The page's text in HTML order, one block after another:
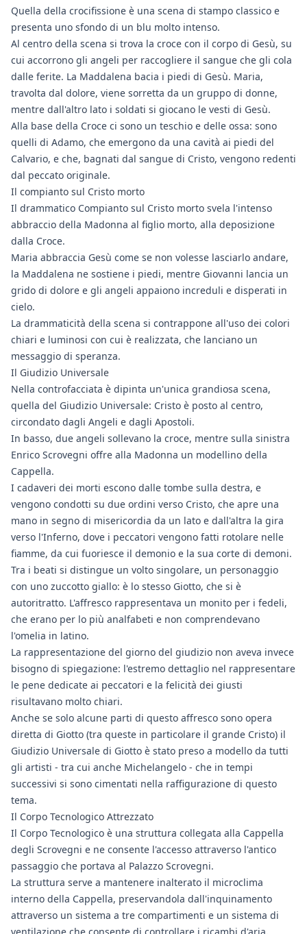
Quella della crocifissione è una scena di stampo classico e
presenta uno sfondo di un blu molto intenso.
Al centro della scena si trova la croce con il corpo di Gesù, su
cui accorrono gli angeli per raccogliere il sangue che gli cola
dalle ferite. La Maddalena bacia i piedi di Gesù. Maria,
travolta dal dolore, viene sorretta da un gruppo di donne,
mentre dall'altro lato i soldati si giocano le vesti di Gesù.
Alla base della Croce ci sono un teschio e delle ossa: sono
quelli di Adamo, che emergono da una cavità ai piedi del
Calvario, e che, bagnati dal sangue di Cristo, vengono redenti
dal peccato originale.
Il compianto sul Cristo morto
Il drammatico Compianto sul Cristo morto svela l'intenso
abbraccio della Madonna al figlio morto, alla deposizione
dalla Croce.
Maria abbraccia Gesù come se non volesse lasciarlo andare,
la Maddalena ne sostiene i piedi, mentre Giovanni lancia un
grido di dolore e gli angeli appaiono increduli e disperati in
cielo.
La drammaticità della scena si contrappone all'uso dei colori
chiari e luminosi con cui è realizzata, che lanciano un
messaggio di speranza.
Il Giudizio Universale
Nella controfacciata è dipinta un'unica grandiosa scena,
quella del Giudizio Universale: Cristo è posto al centro,
circondato dagli Angeli e dagli Apostoli.
In basso, due angeli sollevano la croce, mentre sulla sinistra
Enrico Scrovegni offre alla Madonna un modellino della
Cappella.
I cadaveri dei morti escono dalle tombe sulla destra, e
vengono condotti su due ordini verso Cristo, che apre una
mano in segno di misericordia da un lato e dall'altra la gira
verso l'Inferno, dove i peccatori vengono fatti rotolare nelle
fiamme, da cui fuoriesce il demonio e la sua corte di demoni.
Tra i beati si distingue un volto singolare, un personaggio
con uno zuccotto giallo: è lo stesso Giotto, che si è
autoritratto. L'affresco rappresentava un monito per i fedeli,
che erano per lo più analfabeti e non comprendevano
l'omelia in latino.
La rappresentazione del giorno del giudizio non aveva invece
bisogno di spiegazione: l'estremo dettaglio nel rappresentare
le pene dedicate ai peccatori e la felicità dei giusti
risultavano molto chiari.
Anche se solo alcune parti di questo affresco sono opera
diretta di Giotto (tra queste in particolare il grande Cristo) il
Giudizio Universale di Giotto è stato preso a modello da tutti
gli artisti - tra cui anche Michelangelo - che in tempi
successivi si sono cimentati nella raffigurazione di questo
tema.
Il Corpo Tecnologico Attrezzato
Il Corpo Tecnologico è una struttura collegata alla Cappella
degli Scrovegni e ne consente l'accesso attraverso l'antico
passaggio che portava al Palazzo Scrovegni.
La struttura serve a mantenere inalterato il microclima
interno della Cappella, preservandola dall'inquinamento
attraverso un sistema a tre compartimenti e un sistema di